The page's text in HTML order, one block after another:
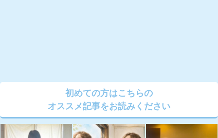
初めての方はこちらの
オススメ記事をお読みください